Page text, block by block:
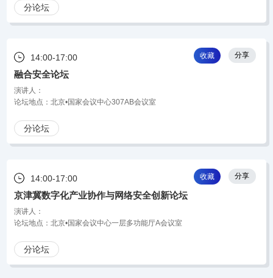
分论坛
14:00-17:00
融合安全论坛
演讲人：
论坛地点：北京•国家会议中心307AB会议室
分论坛
收藏 分享
14:00-17:00
京津冀数字化产业协作与网络安全创新论坛
演讲人：
论坛地点：北京•国家会议中心一层多功能厅A会议室
分论坛
收藏 分享